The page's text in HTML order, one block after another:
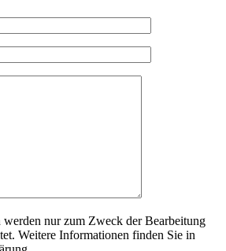
werden nur zum Zweck der Bearbeitung
Weitere Informationen finden Sie in